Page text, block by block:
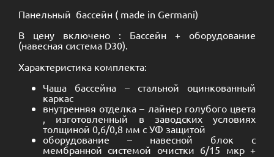
Панельный бассейн ( made in Germani)
В цену включено : Бассейн + оборудование
(навесная система D30).
Характеристика комплекта:
Чаша бассейна – стальной оцинкованный
каркас
внутренняя отделка – лайнер голубого цвета
, изготовленный в заводских условиях
толщиной 0,6/0,8 мм с УФ защитой
оборудование – навесной блок с
мембранной системой очистки 6/15 мкр +